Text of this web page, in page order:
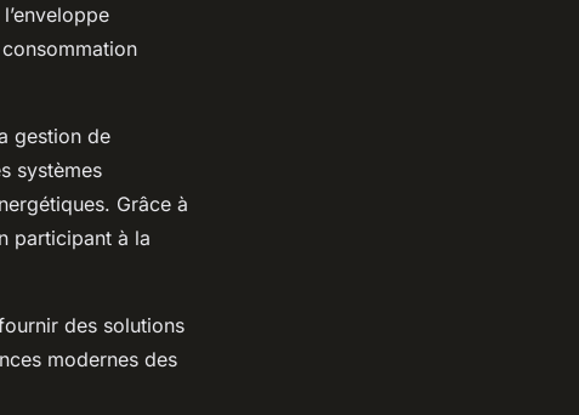
gestion de
systèmes
Grâce à
participant à la
des solutions
modernes des